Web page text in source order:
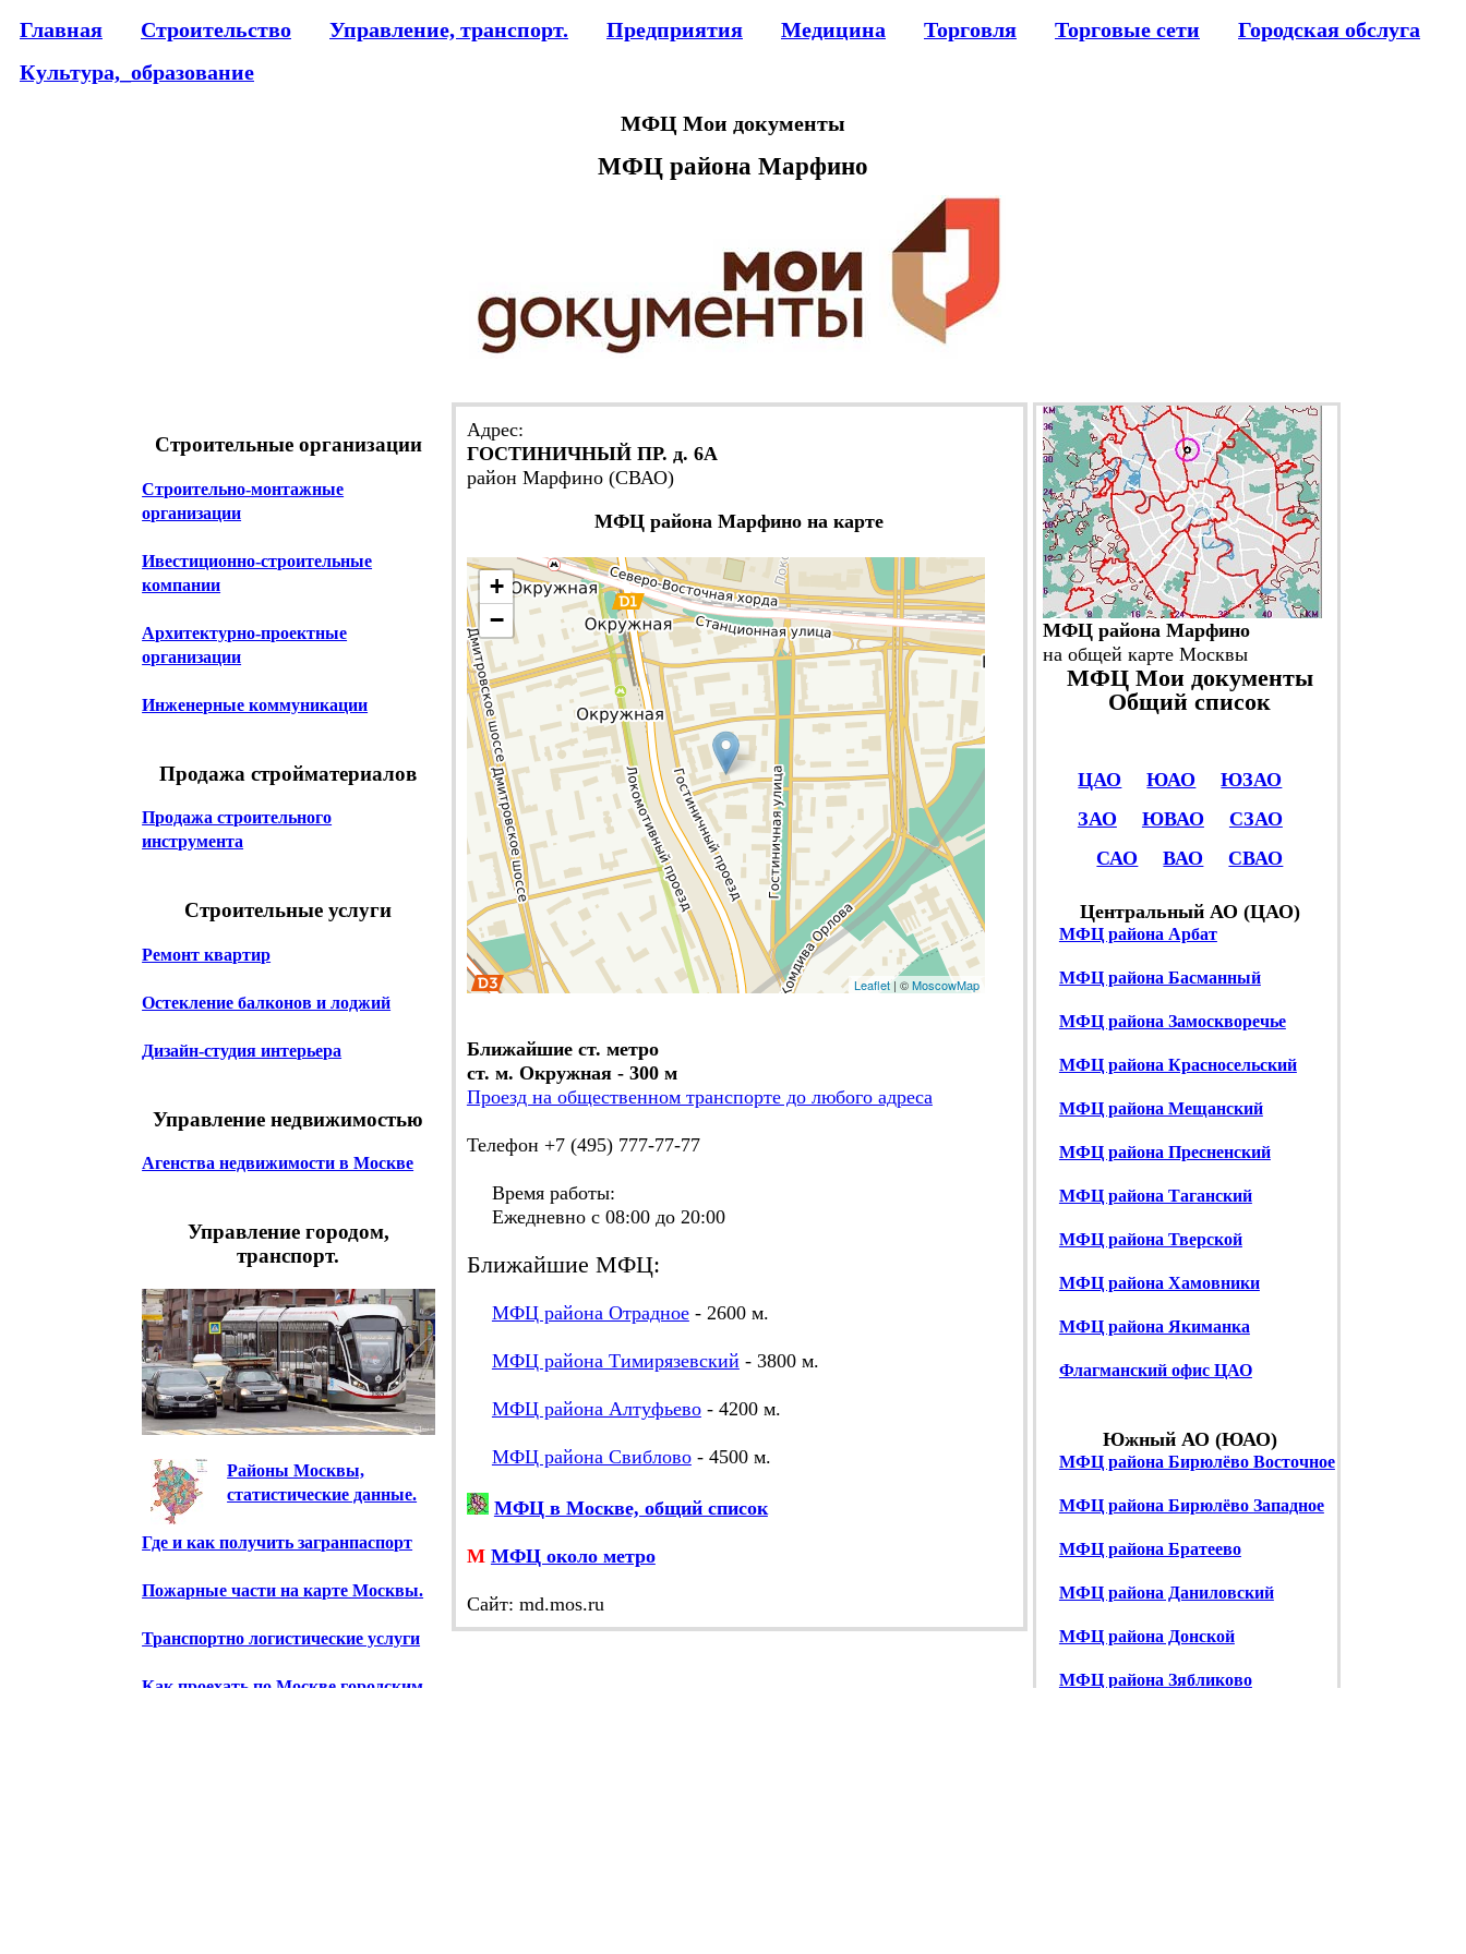
Главная Строительство Управление, транспорт. Предприятия Медицина Торговля Торговые сети
Городская обслуга
Культура,_образование
МФЦ Мои документы
МФЦ района Марфино
Строительные организации
Строительно-монтажные
организации
Ивестиционно-строительные
компании
Архитектурно-проектные
организации
Инженерные коммуникации
Продажа стройматериалов
Продажа строительного
инструмента
Строительные услуги
Ремонт квартир
Остекление балконов и лоджий
Дизайн-студия интерьера
Управление недвижимостью
Агенства недвижимости в Москве
Управление городом,
транспорт.
Районы Москвы,
статистические данные.
Где и как получить загранпаспорт
Пожарные части на карте Москвы.
Транспортно логистические услуги
Как проехать по Москве городским
Адрес:
ГОСТИНИЧНЫЙ ПР. д. 6А
район Марфино (СВАО)
МФЦ района Марфино на карте
+
−
Leaflet| ©MoscowMap
Ближайшие ст. метро
ст. м. Окружная - 300 м
Проезд на общественном транспорте до любого адреса
Телефон +7 (495) 777-77-77
Время работы:
Ежедневно с 08:00 до 20:00
Ближайшие МФЦ:
МФЦ района Отрадное- 2600 м.
МФЦ района Тимирязевский - 3800 м.
МФЦ района Алтуфьево- 4200 м.
МФЦ района Свиблово- 4500 м.
МФЦ в Москве, общий список
М МФЦ около метро
Сайт: md.mos.ru
МФЦ района Марфино
на общей карте Москвы
МФЦ Мои документы
Общий список
ЦАО ЮАО
ЮЗАО
ЗАО
ЮВАО
СЗАО
САО
ВАО СВАО
Центральный АО (ЦАО)
МФЦ района Арбат
МФЦ района Басманный
МФЦ района Замоскворечье
МФЦ района Красносельский
МФЦ района Мещанский
МФЦ района Пресненский
МФЦ района Таганский
МФЦ района Тверской
МФЦ района Хамовники
МФЦ района Якиманка
Флагманский офис ЦАО
Южный АО (ЮАО)
МФЦ района Бирюлёво Восточное
МФЦ района Бирюлёво Западное
МФЦ района Братеево
МФЦ района Даниловский
МФЦ района Донской
МФЦ района Зябликово